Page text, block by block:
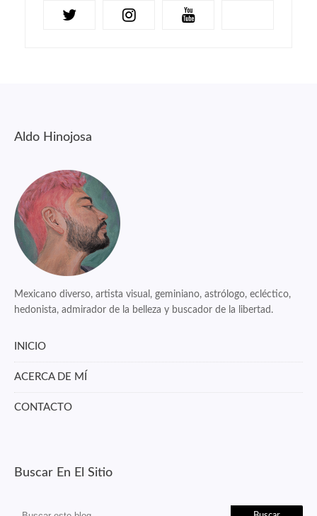
Aldo Hinojosa
Mexicano diverso, artista visual, geminiano, astrólogo, ecléctico,
hedonista, admirador de la belleza y buscador de la libertad.
INICIO
ACERCA DE MÍ
CONTACTO
Buscar En El Sitio